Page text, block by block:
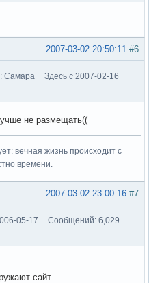
#6
2007-03-02 20:50:11
Самара
Здесь с 2007-02-16
не размещать((
вечная жизнь происходит с
времени.
#7
2007-03-02 23:00:16
05-17
Сообщений: 6,029
сайт